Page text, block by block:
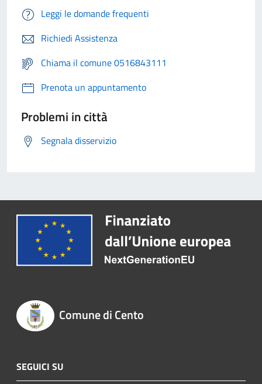
Leggi le domande frequenti
Richiedi Assistenza
Chiama il comune 0516843111
Prenota un appuntamento
Problemi in città
Segnala disservizio
Comune di Cento
SEGUICI SU